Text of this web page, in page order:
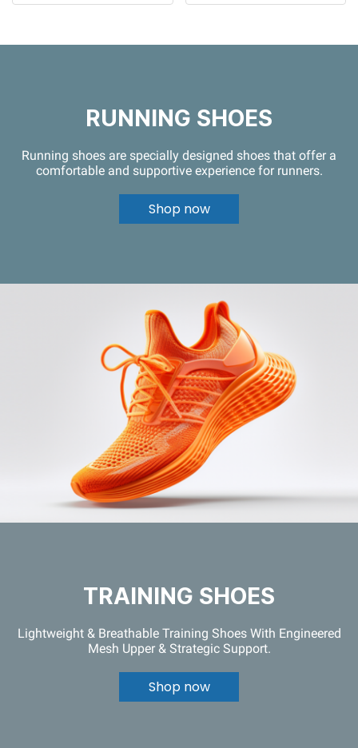
RUNNING SHOES
Running shoes are specially designed shoes that offer a
comfortable and supportive experience for runners.
Shop now
TRAINING SHOES
Lightweight & Breathable Training Shoes With Engineered
Mesh Upper & Strategic Support.
Shop now